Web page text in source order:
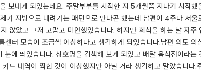
보내게 되었는데요. 주말부부를 시작한 지 5개월쯤 지나기 시작했
지방으로 내려가는 패턴으로 만나곤 했는데 남편이 4주다 서울
않았고 그저 고맙고 미안했었습니다. ​하지만 회식을 하는 날 자주
센터 모습이 조금씩 이상하다고 생각하게 되었습니다.남편 외도 의
에 띄었습니다. 상호명을 검색해 보게 되었고 배달 음식점이라는
드 내역이 찍힌 것이 이상했지만 아닐 거라 생각하고 말았습니다.​